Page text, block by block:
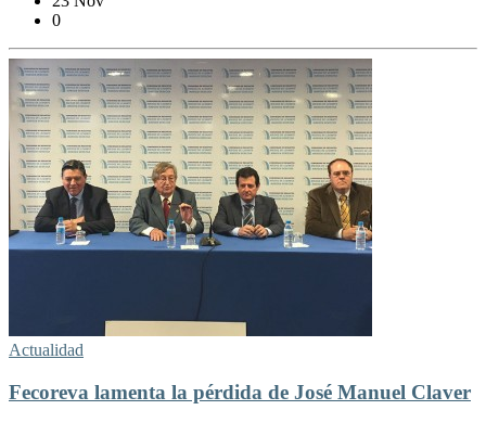
0
Actualidad
Fecoreva lamenta la pérdida de José Manuel Claver